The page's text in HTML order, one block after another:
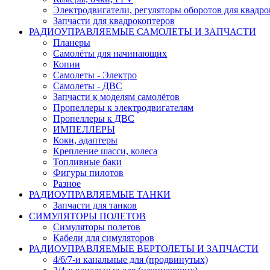
Электродвигатели, регуляторы оборотов для
Запчасти для квадрокоптеров
РАДИОУПРАВЛЯЕМЫЕ САМОЛЕТЫ И ЗАПЧАСТИ
Планеры
Самолёты для начинающих
Копии
Самолеты - Электро
Самолеты - ДВС
Запчасти к моделям самолётов
Пропеллеры к электродвигателям
Пропеллеры к ДВС
ИМПЕЛЛЕРЫ
Коки, адаптеры
Крепление шасси, колеса
Топливные баки
Фигуры пилотов
Разное
РАДИОУПРАВЛЯЕМЫЕ ТАНКИ
Запчасти для танков
СИМУЛЯТОРЫ ПОЛЕТОВ
Симуляторы полетов
Кабели для симуляторов
РАДИОУПРАВЛЯЕМЫЕ ВЕРТОЛЕТЫ И ЗАПЧАСТИ
4/6/7-и канальные для (продвинутых)